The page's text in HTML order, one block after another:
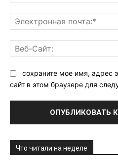
сохраните мое имя, адрес
сайт в этом браузере для
Что читали на неделе